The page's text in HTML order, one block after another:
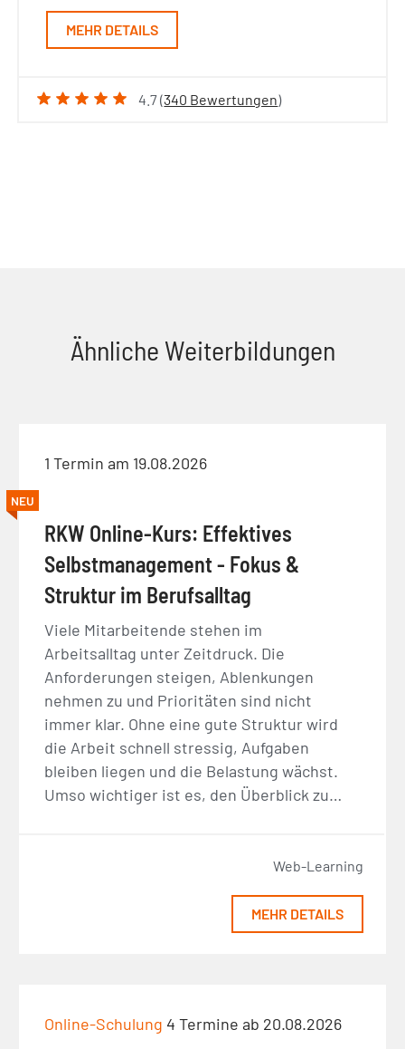
MEHR DETAILS
4.7 (340 Bewertungen)
Ähnliche Weiterbildungen
1 Termin am 19.08.2026
NEU
RKW Online-Kurs: Effektives
Selbstmanagement - Fokus &
Struktur im Berufsalltag
Viele Mitarbeitende stehen im
Arbeitsalltag unter Zeitdruck. Die
Anforderungen steigen, Ablenkungen
nehmen zu und Prioritäten sind nicht
immer klar. Ohne eine gute Struktur wird
die Arbeit schnell stressig, Aufgaben
bleiben liegen und die Belastung wächst.
Umso wichtiger ist es, den Überblick zu…
Web-Learning
MEHR DETAILS
Online-Schulung 4 Termine ab 20.08.2026